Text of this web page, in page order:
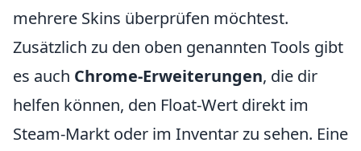
mehrere Skins überprüfen möchtest.
Zusätzlich zu den oben genannten Tools gibt
es auch Chrome-Erweiterungen, die dir
helfen können, den Float-Wert direkt im
Steam-Markt oder im Inventar zu sehen. Eine